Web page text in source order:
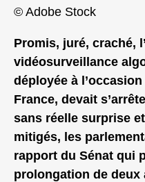
© Adobe Stock
Promis, juré, craché,
vidéosurveillance
déployée à
France, devait
sans réelle surprise
mitigés, les
rapport du Sénat qui
prolongation de deux